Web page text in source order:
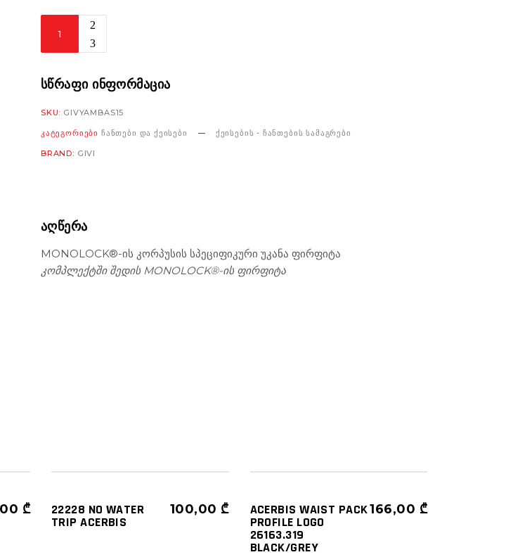
რაოდენობა
ᲡᲬᲠᲐᲤᲘ ᲘᲜᲤᲝᲠᲛᲐᲪᲘᲐ
SKU: GIVYAMBAS15
ᲙᲐᲢᲔᲒᲝᲠᲘᲔᲑᲘ ᲩᲐᲜᲗᲔᲑᲘ ᲓᲐ ᲥᲔᲘᲡᲔᲑᲘ ᲥᲔᲘᲡᲔᲑᲘᲡ - ᲩᲐᲜᲗᲔᲑᲘᲡ ᲡᲐᲛᲐᲒᲠᲔᲑᲘ
BRAND: GIVI
ᲐᲦᲬᲔᲠᲐ
MONOLOCK®-ის კორპუსის სპეციფიკური უკანა ფირფიტა
კომპლექტში შედის MONOLOCK®-ის ფირფიტა
₾ 22228 NO WATER
TRIP ACERBIS
100,00 ₾ ACERBIS WAIST PACK
PROFILE LOGO
26163.319
BLACK/GREY
166,00 ₾